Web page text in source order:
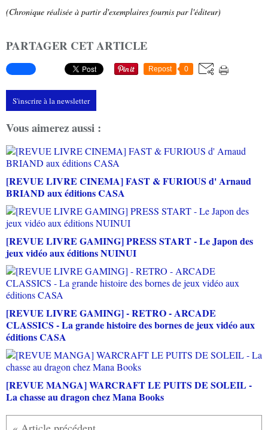
(Chronique réalisée à partir d'exemplaires fournis par l'éditeur)
PARTAGER CET ARTICLE
Repost 0
S'inscrire à la newsletter
Vous aimerez aussi :
[REVUE LIVRE CINEMA] FAST & FURIOUS d' Arnaud
BRIAND aux éditions CASA
[REVUE LIVRE GAMING] PRESS START - Le Japon des
jeux vidéo aux éditions NUINUI
[REVUE LIVRE GAMING] - RETRO - ARCADE
CLASSICS - La grande histoire des bornes de jeux vidéo aux
éditions CASA
[REVUE MANGA] WARCRAFT LE PUITS DE SOLEIL -
La chasse au dragon chez Mana Books